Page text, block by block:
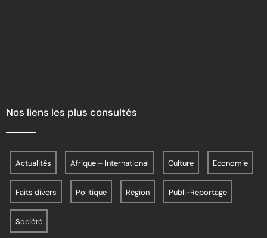
Nos liens les plus consultés
Actualités Afrique – International Culture Economie
Faits divers Politique Région Publi-Reportage
Société